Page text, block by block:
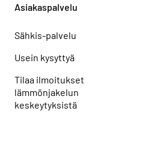
Asiakaspalvelu
Sähkis-palvelu
Usein kysyttyä
Tilaa ilmoitukset
lämmönjakelun
keskeytyksistä